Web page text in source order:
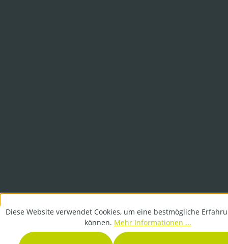
Diese Website verwendet Cookies, um eine bestmögliche
können. Mehr Informationen ...